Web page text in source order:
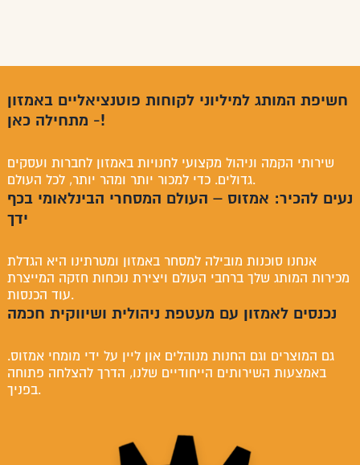
חשיפת המותג למיליוני לקוחות פוטנציאליים באמזון
- מתחילה כאן!
שירותי הקמה וניהול מקצועי לחנויות באמזון לחברות ועסקים
גדולים. כדי למכור יותר ומהר יותר, לכל העולם.
נעים להכיר: אמזוס – העולם המסחרי הבינלאומי בכף
ידך
אנחנו סוכנות מובילה למסחר באמזון ומטרתינו היא הגדלת
מכירות המותג שלך ברחבי העולם ויצירת נוכחות חזקה המייצרת
עוד הכנסות.
נכנסים לאמזון עם מעטפת ניהולית ושיווקית חכמה
גם המוצרים וגם החנות מנוהלים און ליין על ידי מומחי אמזוס.
באמצעות השירותים הייחודיים שלנו, הדרך להצלחה פתוחה
בפניך.